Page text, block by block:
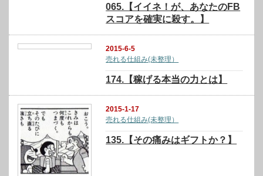
065.【イイネ！が、あなたのFB
スコアを確実に殺す。】
2015-6-5
売れる仕組み(未整理）
174.【稼げる本当の力とは】
2015-1-17
売れる仕組み(未整理）
135.【その痛みはギフトか？】